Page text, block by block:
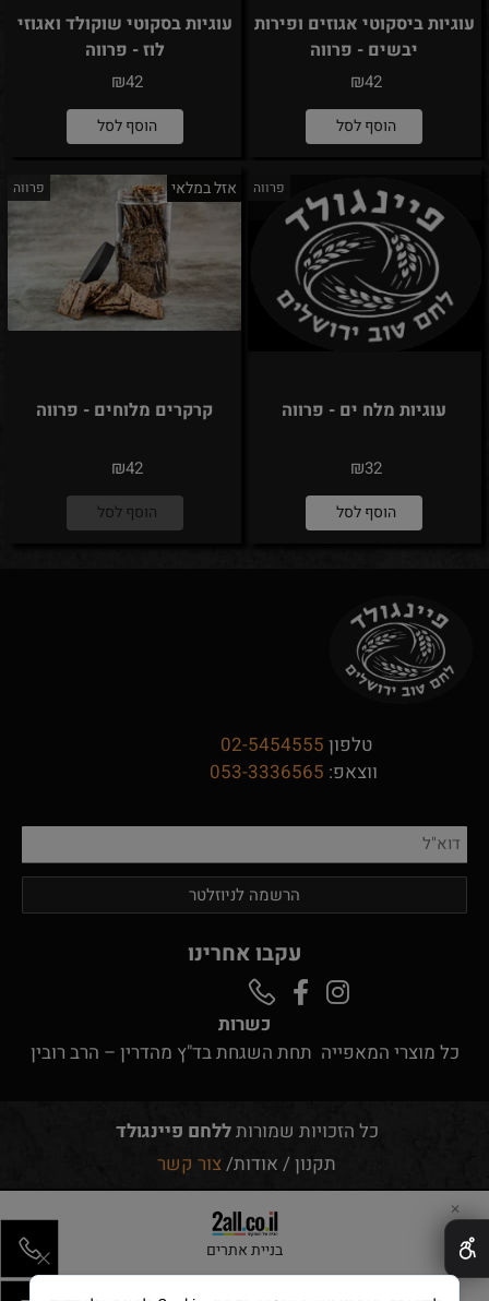
עוגיות ביסקוטי אגוזים ופירות
יבשים - פרווה
₪42
הוסף לסל
עוגיות בסקוטי שוקולד ואגוזי
לוז - פרווה
₪42
הוסף לסל
פרווה
עוגיות מלח ים - פרווה
₪32
הוסף לסל
פרווה אזל במלאי
קרקרים מלוחים - פרווה
₪42
הוסף לסל
טלפון 02-5454555
ווצאפ: 053-3336565
עקבו אחרינו
כשרות
כל מוצרי המאפייה תחת השגחת בד"ץ מהדרין – הרב רובין
כל הזכויות שמורותללחם פיינגולד
תקנון/ אודות/צור קשר
בניית אתרים
✕